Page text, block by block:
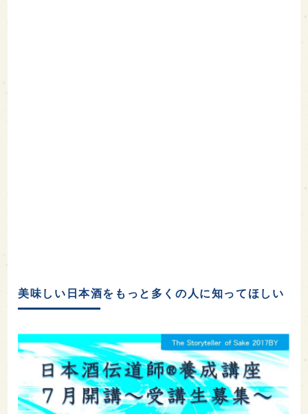
美味しい日本酒をもっと多くの人に知ってほしい